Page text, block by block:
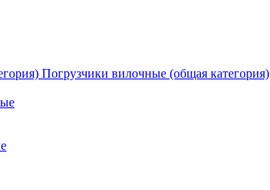
Погрузчики вилочные (общая категория)